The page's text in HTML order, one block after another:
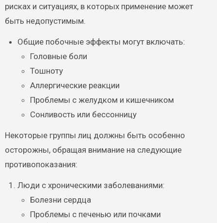
рисках и ситуациях, в которых применение может
быть недопустимым.
Общие побочные эффекты могут включать:
Головные боли
Тошноту
Аллергические реакции
Проблемы с желудком и кишечником
Сонливость или бессонницу
Некоторые группы лиц должны быть особенно
осторожны, обращая внимание на следующие
противопоказания:
Люди с хроническими заболеваниями:
Болезни сердца
Проблемы с печенью или почками